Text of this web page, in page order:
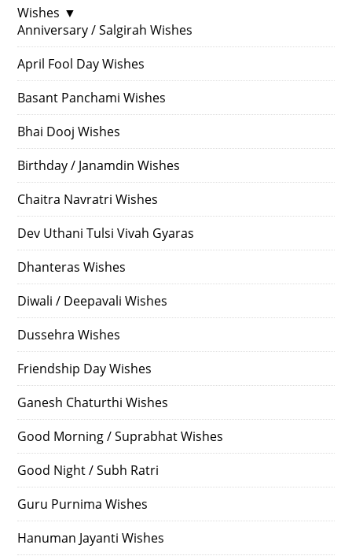
Wishes ▼
Anniversary / Salgirah Wishes
April Fool Day Wishes
Basant Panchami Wishes
Bhai Dooj Wishes
Birthday / Janamdin Wishes
Chaitra Navratri Wishes
Dev Uthani Tulsi Vivah Gyaras
Dhanteras Wishes
Diwali / Deepavali Wishes
Dussehra Wishes
Friendship Day Wishes
Ganesh Chaturthi Wishes
Good Morning / Suprabhat Wishes
Good Night / Subh Ratri
Guru Purnima Wishes
Hanuman Jayanti Wishes